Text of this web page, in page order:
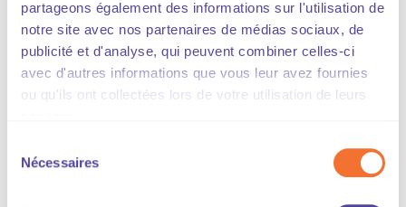
partageons également des informations sur l'utilisation de
notre site avec nos partenaires de médias sociaux, de
publicité et d'analyse, qui peuvent combiner celles-ci
avec d'autres informations que vous leur avez fournies
ou qu'ils ont collectées lors de votre utilisation de leurs
Nécessaires
Les Éditions CGF
destination de ses fédérations adhérentes et de